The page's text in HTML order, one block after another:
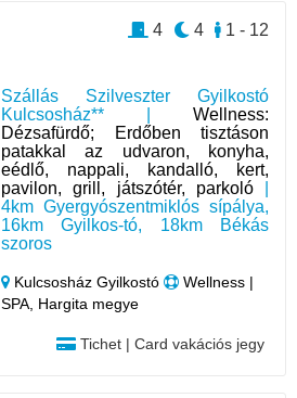
Szállás Szilveszter Gyilkostó
Kulcsosház** | Wellness:
Dézsafürdő; Erdőben tisztáson
patakkal az udvaron, konyha,
eédlő, nappali, kandalló, kert,
pavilon, grill, játszótér, parkoló|
4km Gyergyószentmiklós sípálya,
16km Gyilkos-tó, 18km Békás
szoros
Kulcsosház Gyilkostó
Wellness |
SPA, Hargita megye
Tichet | Card vakációs jegy
1 - 12
4
4